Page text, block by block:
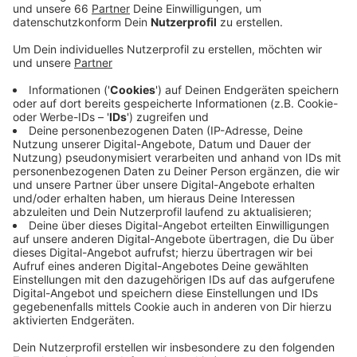
Es dürfen jetzt zum Beispiel bis zu 300 Teilnehmer an
Kulturveranstaltungen teilnehmen oder bei
Sportveranstaltungen in der Halle zuschauen. In
Kontaktsportarten wie Fußball, Hockey oder Judo
dürfen ab sofort auch wieder bis zu 30 Sportler aktiv
sein. Bei Feiern, wie Hochzeiten, Taufen oder
Geburtstagen sind bis zu 150 Gäste erlaubt. Trotz der
Lockerungen gelten Abstands- und Hygieneregeln
weiter - zunächst bis 11. August.
Weitere Links zum Thema:
Generelle Corona-Infos der NRW-Landesregierung!
FAQ zur Corona-Krise!